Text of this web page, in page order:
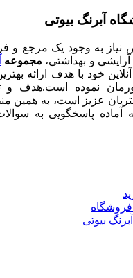
بیوتی
وجود یک مرجع و
مجموعه آبرنگ
هدف ارائه بهترین قیمت
است.هدف و تلاش
است، به همین منظور
پاسخگویی به سوالات